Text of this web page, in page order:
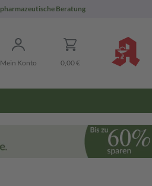
pharmazeutische Beratung
Mein Konto 0,00 €